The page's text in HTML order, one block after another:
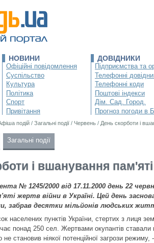
НОВИНИ
Офіційні повідомлення
Суспільство
Культура
Політика
Спорт
Привітання
ДОВІДНИКИ
Підприємства та
Телефонні
Телефонні коди
Поштові індекси
Дім. Сад. Город.
Прогноз погоди в
подій / Загальні події / Червень / День скорботи і
Загальні події
і вшанування
№ 1245/2000 від 17.11.2000 день 22
жертв війни в Україні. Цей день
забрав десятки мільйонів людських
населених пунктів України, стертих з лиця
понад 250 сел. Жертвами окупантів ставали
становив ніякої потенційної загрози